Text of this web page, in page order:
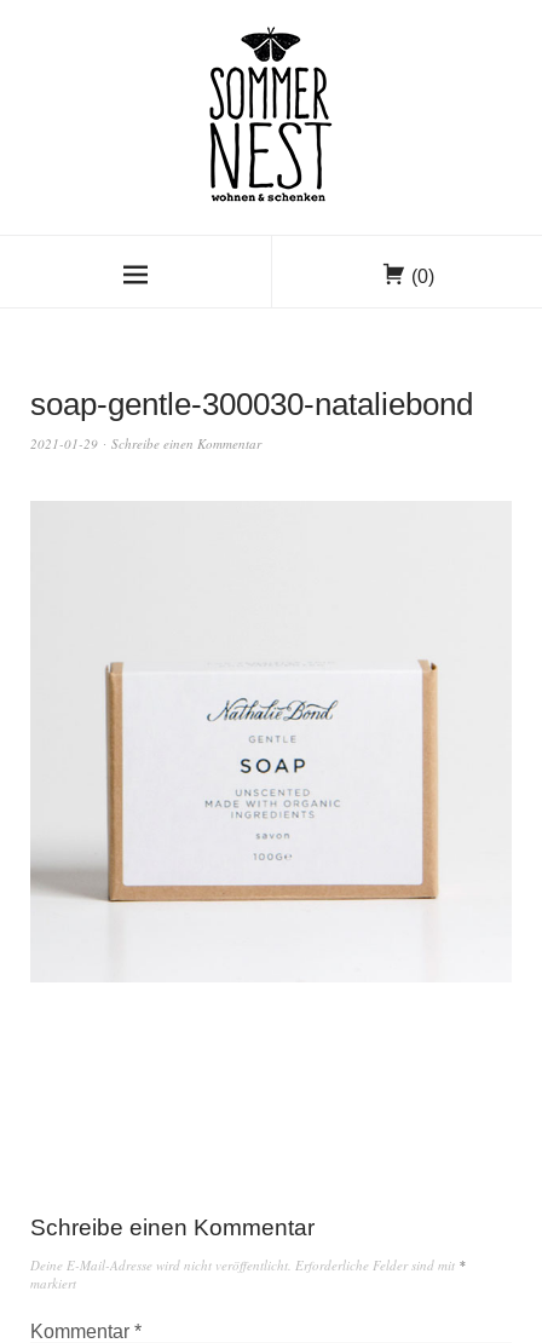
(0)
soap-gentle-300030-nataliebond
2021-01-29 Schreibe einen Kommentar
Schreibe einen Kommentar
Deine E-Mail-Adresse wird nicht veröffentlicht. Erforderliche Felder sind mit *
markiert
Kommentar *